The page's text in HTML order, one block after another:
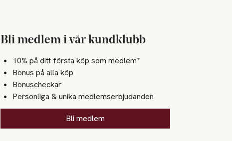
Bli medlem i vår kundklubb
10% på ditt första köp som medlem*
Bonus på alla köp
Bonuscheckar
Personliga & unika medlemserbjudanden
Bli medlem